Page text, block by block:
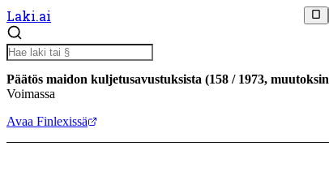
Laki.ai
Päätös maidon kuljetusavustuksista (158 / 1973,
Voimassa
Avaa Finlexissä